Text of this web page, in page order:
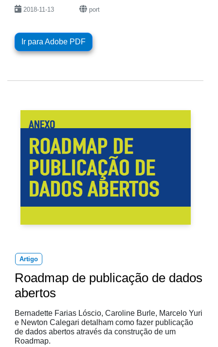
2018-11-13 port
Ir para Adobe PDF
Artigo
Roadmap de publicação de dados
abertos
Bernadette Farias Lóscio, Caroline Burle, Marcelo Yuri
e Newton Calegari detalham como fazer publicação
de dados abertos através da construção de um
Roadmap.